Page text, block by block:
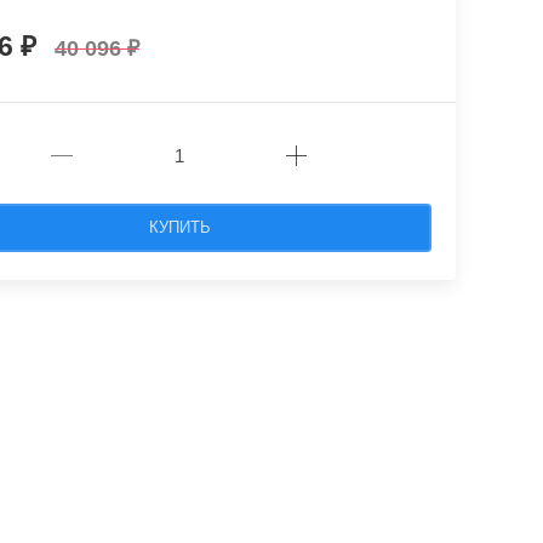
40 096
КУПИТЬ